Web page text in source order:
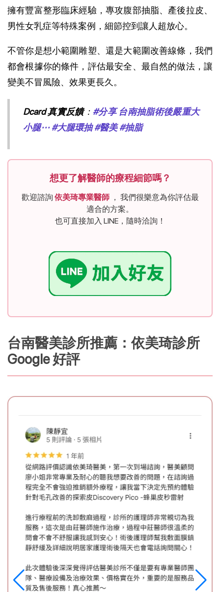
擁有豐富整形臨床經驗，專攻腹部抽脂、產後拉皮、
男性女乳症等特殊案例，細節控到讓人超放心。
不管你是想小範圍雕塑、還是大範圍改善線條，我們
都會根據你的條件，評估最安全、最自然的做法，讓
變美不冒風險、效果更長久。
Dcard 真實反饋： #分享 台南抽脂術後嚴重大
小腿⋯ #大腿環抽 #醫美 #抽脂
想更了解醫師的療程細節嗎？
歡迎諮詢 依美琦專業醫師 ， 我們很樂意為你評估最
適合的方案。
也可直接加入 LINE，隨時洽詢！
台南醫美診所推薦：依美琦診所
Google 好評